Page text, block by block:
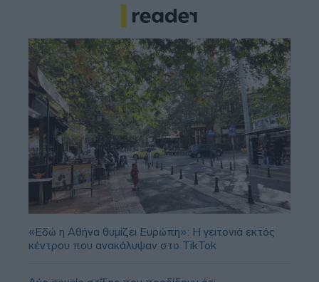
«Εδώ η Αθήνα θυμίζει Ευρώπη»: H γειτονιά εκτός
κέντρου που ανακάλυψαν στο TikTok